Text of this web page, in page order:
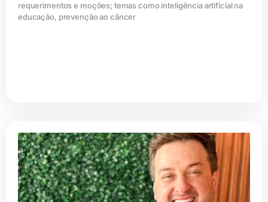
requerimentos e moções; temas como inteligência artificial na
educação, prevenção ao câncer